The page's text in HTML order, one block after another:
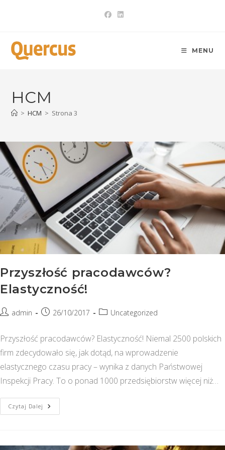
MENU
HCM
> HCM > Strona 3
Przyszłość pracodawców?
Elastyczność!
Postadmin
Post26/10/2017
PostUncategorized
Przyszłość pracodawców? Elastyczność! Niemal 2500 polskich
firm zdecydowało się, jak dotąd, na wprowadzenie
elastycznego czasu pracy – wynika z danych Państwowej
Inspekcji Pracy. To o ponad 1000 przedsiębiorstw więcej niż…
Czytaj Dalej Przyszłość
Pracodawców?